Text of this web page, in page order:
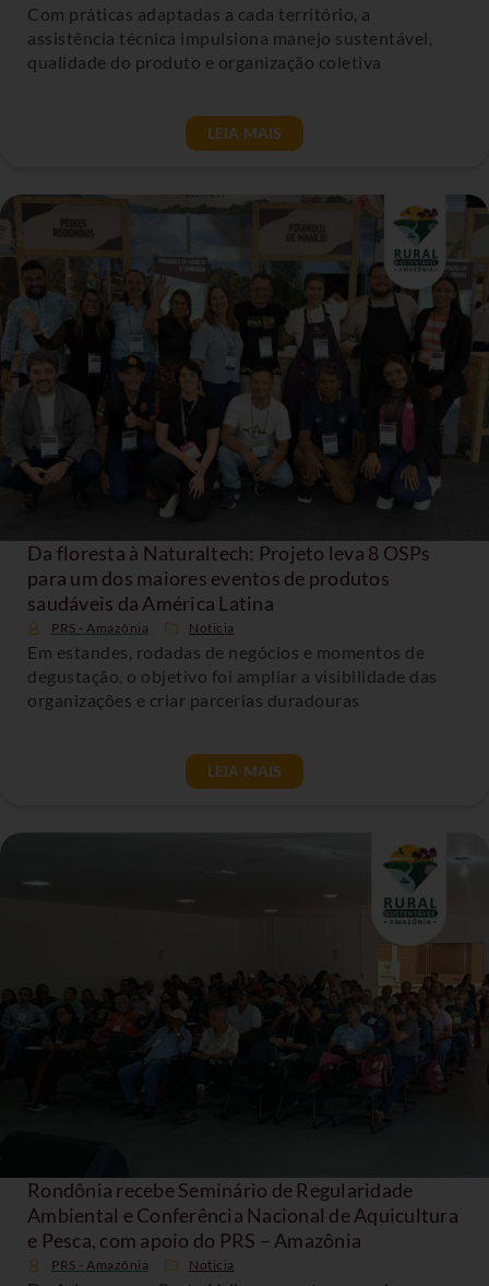
Com práticas adaptadas a cada território, a
assistência técnica impulsiona manejo sustentável,
qualidade do produto e organização coletiva
LEIA MAIS
Da floresta à Naturaltech: Projeto leva 8 OSPs
para um dos maiores eventos de produtos
saudáveis da América Latina
PRS - Amazônia Noticia
Em estandes, rodadas de negócios e momentos de
degustação, o objetivo foi ampliar a visibilidade das
organizações e criar parcerias duradouras
LEIA MAIS
Rondônia recebe Seminário de Regularidade
Ambiental e Conferência Nacional de Aquicultura
e Pesca, com apoio do PRS – Amazônia
PRS - Amazônia Noticia